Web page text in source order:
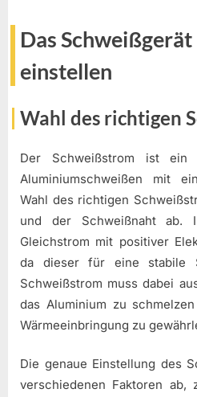
Das
einstellen
Wahl des richtigen
Der Schweißstrom ist ein
Aluminiumschweißen mit
Wahl des richtigen
und der Schweißnaht
Gleichstrom mit positiver
da dieser für eine stabile
Schweißstrom muss dabei
das Aluminium zu
Wärmeeinbringung zu
Die genaue Einstellung des
verschiedenen Faktoren ab,